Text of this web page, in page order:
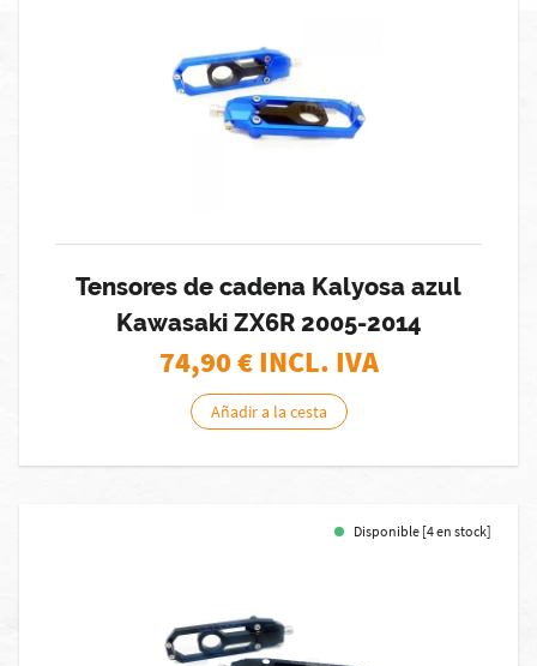
Tensores de cadena Kalyosa azul
Kawasaki ZX6R 2005-2014
74,90€ INCL. IVA
Añadir a la cesta
Disponible [4 en stock]